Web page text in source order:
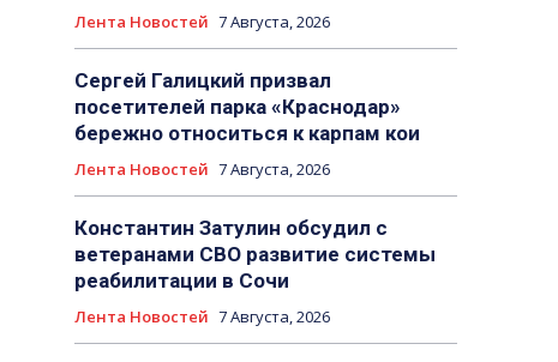
Лента Новостей 7 Августа, 2026
Сергей Галицкий призвал
посетителей парка «Краснодар»
бережно относиться к карпам кои
Лента Новостей 7 Августа, 2026
Константин Затулин обсудил с
ветеранами СВО развитие системы
реабилитации в Сочи
Лента Новостей 7 Августа, 2026